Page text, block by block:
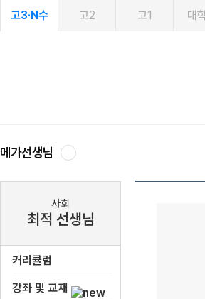
고3·N수 고2 고1 대
메가선생님
사회
최적 선생님
커리큘럼
강좌 및 교재